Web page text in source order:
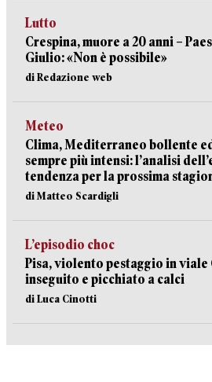
Lutto
Crespina, muore a 20 anni –
Giulio: «Non è possibile»
di Redazione web
Meteo
Clima, Mediterraneo bollente
sempre più intensi: l’analisi
tendenza per la prossima
di Matteo Scardigli
L’episodio choc
Pisa, violento pestaggio in viale
inseguito e picchiato a calci
di Luca Cinotti